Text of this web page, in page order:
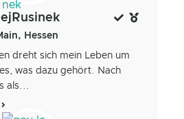
Hessen
dreht sich mein Leben um
was dazu gehört. Nach
als...